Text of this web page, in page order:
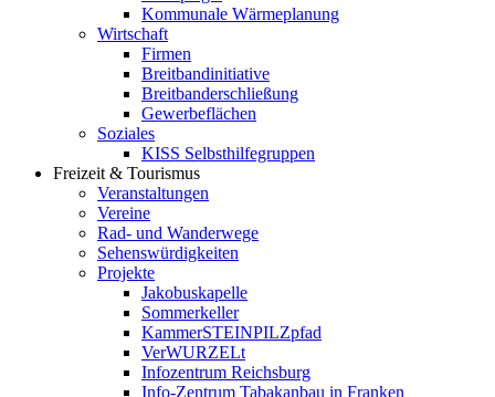
Kommunale Wärmeplanung
Wirtschaft
Firmen
Breitbandinitiative
Breitbanderschließung
Gewerbeflächen
Soziales
KISS Selbsthilfegruppen
Freizeit & Tourismus
Veranstaltungen
Vereine
Rad- und Wanderwege
Sehenswürdigkeiten
Projekte
Jakobuskapelle
Sommerkeller
KammerSTEINPILZpfad
VerWURZELt
Infozentrum Reichsburg
Info-Zentrum Tabakanbau in Franken